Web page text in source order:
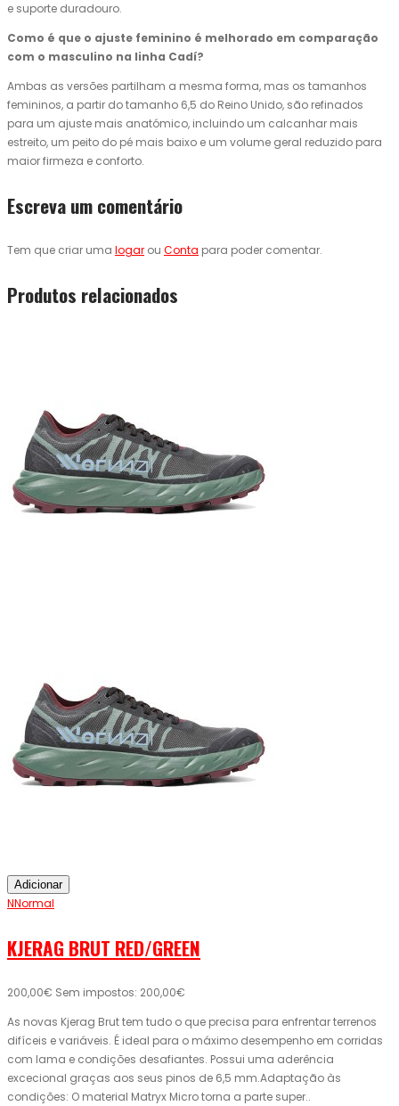
e suporte duradouro.
Como é que o ajuste feminino é melhorado em comparação
com o masculino na linha Cadí?
Ambas as versões partilham a mesma forma, mas os tamanhos
femininos, a partir do tamanho 6,5 do Reino Unido, são refinados
para um ajuste mais anatómico, incluindo um calcanhar mais
estreito, um peito do pé mais baixo e um volume geral reduzido para
maior firmeza e conforto.
Escreva um comentário
Tem que criar uma logar ou Conta para poder comentar.
Produtos relacionados
Adicionar
NNormal
KJERAG BRUT RED/GREEN
200,00€ Sem impostos: 200,00€
As novas Kjerag Brut tem tudo o que precisa para enfrentar terrenos
difíceis e variáveis. É ideal para o máximo desempenho em corridas
com lama e condições desafiantes. Possui uma aderência
excecional graças aos seus pinos de 6,5 mm.Adaptação às
condições: O material Matryx Micro torna a parte super..